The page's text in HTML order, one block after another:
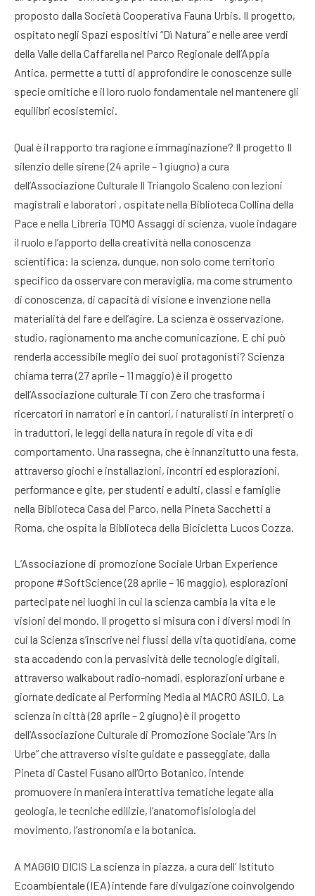
proposto dalla Società Cooperativa Fauna Urbis. Il progetto,
ospitato negli Spazi espositivi “Dì Natura” e nelle aree verdi
della Valle della Caffarella nel Parco Regionale dell’Appia
Antica, permette a tutti di approfondire le conoscenze sulle
specie ornitiche e il loro ruolo fondamentale nel mantenere gli
equilibri ecosistemici.
Qual è il rapporto tra ragione e immaginazione? Il progetto Il
silenzio delle sirene (24 aprile – 1 giugno) a cura
dell’Associazione Culturale Il Triangolo Scaleno con lezioni
magistrali e laboratori , ospitate nella Biblioteca Collina della
Pace e nella Libreria TOMO Assaggi di scienza, vuole indagare
il ruolo e l’apporto della creatività nella conoscenza
scientifica: la scienza, dunque, non solo come territorio
specifico da osservare con meraviglia, ma come strumento
di conoscenza, di capacità di visione e invenzione nella
materialità del fare e dell’agire. La scienza è osservazione,
studio, ragionamento ma anche comunicazione. E chi può
renderla accessibile meglio dei suoi protagonisti? Scienza
chiama terra (27 aprile – 11 maggio) è il progetto
dell’Associazione culturale Ti con Zero che trasforma i
ricercatori in narratori e in cantori, i naturalisti in interpreti o
in traduttori, le leggi della natura in regole di vita e di
comportamento. Una rassegna, che è innanzitutto una festa,
attraverso giochi e installazioni, incontri ed esplorazioni,
performance e gite, per studenti e adulti, classi e famiglie
nella Biblioteca Casa del Parco, nella Pineta Sacchetti a
Roma, che ospita la Biblioteca della Bicicletta Lucos Cozza.
L’Associazione di promozione Sociale Urban Experience
propone #SoftScience (28 aprile – 16 maggio), esplorazioni
partecipate nei luoghi in cui la scienza cambia la vita e le
visioni del mondo. Il progetto si misura con i diversi modi in
cui la Scienza s’inscrive nei flussi della vita quotidiana, come
sta accadendo con la pervasività delle tecnologie digitali,
attraverso walkabout radio-nomadi, esplorazioni urbane e
giornate dedicate al Performing Media al MACRO ASILO. La
scienza in città (28 aprile – 2 giugno) è il progetto
dell’Associazione Culturale di Promozione Sociale “Ars in
Urbe” che attraverso visite guidate e passeggiate, dalla
Pineta di Castel Fusano all’Orto Botanico, intende
promuovere in maniera interattiva tematiche legate alla
geologia, le tecniche edilizie, l’anatomofisiologia del
movimento, l’astronomia e la botanica.
A MAGGIO DICIS La scienza in piazza, a cura dell’ Istituto
Ecoambientale (IEA) intende fare divulgazione coinvolgendo